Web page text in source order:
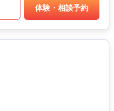
体験・相談予約